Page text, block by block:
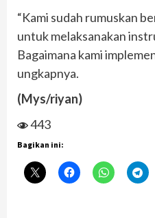
“Kami sudah rumuskan
untuk melaksanakan
Bagaimana kami
ungkapnya.
(Mys/riyan)
443
Bagikan ini: